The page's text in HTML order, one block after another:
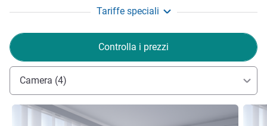
Tariffe speciali
Controlla i prezzi
Camera (4)
Visualizza dettagli